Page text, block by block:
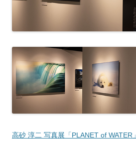
高砂 淳二 写真展「PLANET of WATER」